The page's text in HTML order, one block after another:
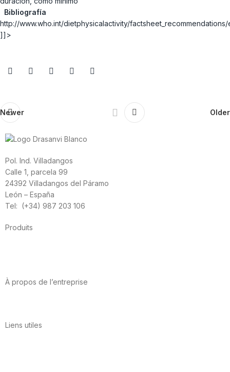
Bibliografía
http://www.who.int/dietphysicalactivity/factsheet_recommendations/
]]>
Newer Older
Pol. Ind. Villadangos
Calle 1, parcela 99
24392 Villadangos del Páramo
León – España
Tel: (+34) 987 203 106
Produits
À propos de l’entreprise
Liens utiles